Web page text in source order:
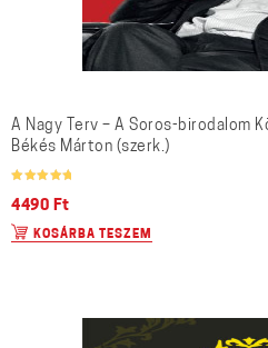
A Nagy Terv – A Soros-birodalom
Békés Márton (szerk.)
5.00/ 5
4490 Ft
KOSÁRBA TESZEM